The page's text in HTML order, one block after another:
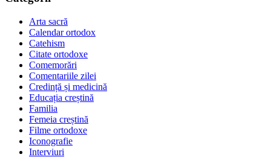
Arta sacră
Calendar ortodox
Catehism
Citate ortodoxe
Comemorări
Comentariile zilei
Credință și medicină
Educația creștină
Familia
Femeia creștină
Filme ortodoxe
Iconografie
Interviuri